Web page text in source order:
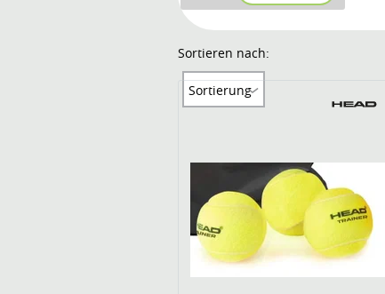
Sortieren nach:
Sortierung